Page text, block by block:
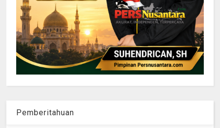
Pemberitahuan